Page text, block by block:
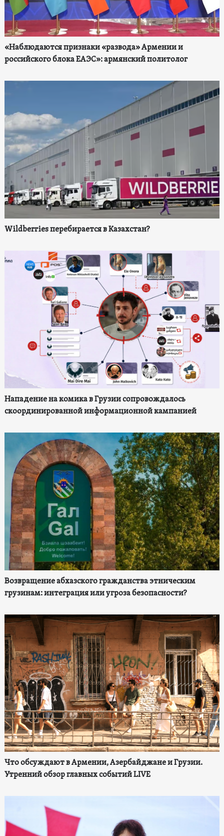
«Наблюдаются признаки «развода» Армении и
российского блока ЕАЭС»: армянский политолог
Wildberries перебирается в Казахстан?
Нападение на комика в Грузии сопровождалось
скоординированной информационной кампанией
Возвращение абхазского гражданства этническим
грузинам: интеграция или угроза безопасности?
Что обсуждают в Армении, Азербайджане и Грузии.
Утренний обзор главных событий LIVE